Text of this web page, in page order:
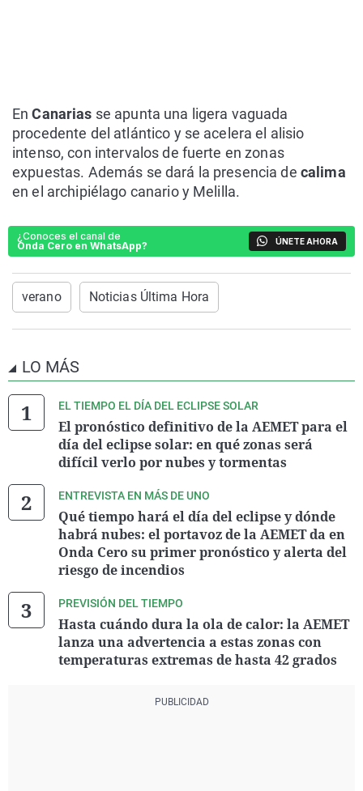
EnCanarias se apunta una ligera vaguada
procedente del atlántico y se acelera el alisio
intenso, con intervalos de fuerte en zonas
expuestas. Además se dará la presencia de calima
en el archipiélago canario y Melilla.
¿Conoces el canal de
Onda Cero en WhatsApp?
ÚNETE AHORA
verano Noticias Última Hora
LO MÁS
EL TIEMPO EL DÍA DEL ECLIPSE SOLAR
El pronóstico definitivo de la AEMET para el
día del eclipse solar: en qué zonas será
difícil verlo por nubes y tormentas
ENTREVISTA EN MÁS DE UNO
Qué tiempo hará el día del eclipse y dónde
habrá nubes: el portavoz de la AEMET da en
Onda Cero su primer pronóstico y alerta del
riesgo de incendios
PREVISIÓN DEL TIEMPO
Hasta cuándo dura la ola de calor: la AEMET
lanza una advertencia a estas zonas con
temperaturas extremas de hasta 42 grados